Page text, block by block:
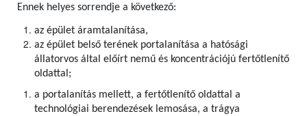
Ennek helyes sorrendje a következő:
az épület áramtalanítása,
az épület belső terének portalanítása a hatósági
állatorvos által előírt nemű és koncentrációjú fertőtlenítő
oldattal;
a portalanítás mellett, a fertőtlenítő oldattal a
technológiai berendezések lemosása, a trágya